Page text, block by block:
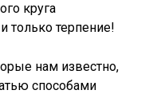
круга
только терпение!
нам известно,
способами